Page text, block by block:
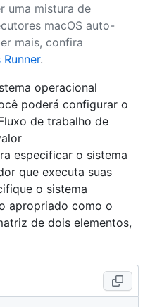
uma mistura de
macOS auto-
mais, confira
.
operacional
poderá configurar o
de trabalho de
especificar o sistema
que executa suas
o sistema
apropriado como o
de dois elementos,